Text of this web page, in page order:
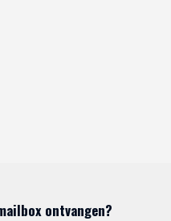
ontvangen?